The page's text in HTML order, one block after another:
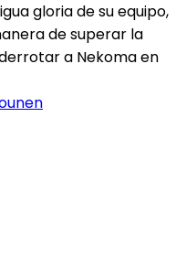
gloria de su equipo,
de superar la
a Nekoma en